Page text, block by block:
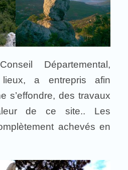
Départemental,
lieux, a entrepris afin
s’effondre, des travaux
de ce site.. Les
achevés en